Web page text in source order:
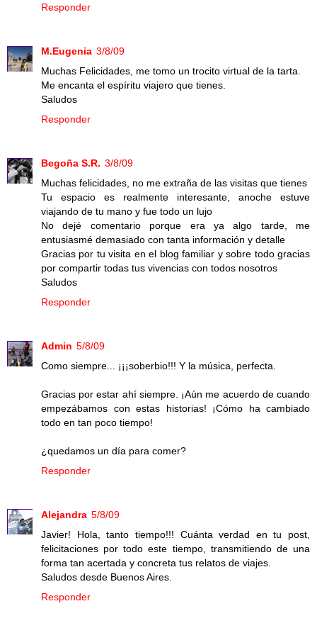
Responder
M.Eugenia 3/8/09
Muchas Felicidades, me tomo un trocito virtual de la tarta.
Me encanta el espíritu viajero que tienes.
Saludos
Responder
Begoña S.R. 3/8/09
Muchas felicidades, no me extraña de las visitas que tienes
Tu espacio es realmente interesante, anoche estuve
viajando de tu mano y fue todo un lujo
No dejé comentario porque era ya algo tarde, me
entusiasmé demasiado con tanta información y detalle
Gracias por tu visita en el blog familiar y sobre todo gracias
por compartir todas tus vivencias con todos nosotros
Saludos
Responder
Admin 5/8/09
Como siempre... ¡¡¡soberbio!!! Y la música, perfecta.
Gracias por estar ahí siempre. ¡Aún me acuerdo de cuando
empezábamos con estas historias! ¡Cómo ha cambiado
todo en tan poco tiempo!
¿quedamos un día para comer?
Responder
Alejandra 5/8/09
Javier! Hola, tanto tiempo!!! Cuánta verdad en tu post,
felicitaciones por todo este tiempo, transmitiendo de una
forma tan acertada y concreta tus relatos de viajes.
Saludos desde Buenos Aires.
Responder